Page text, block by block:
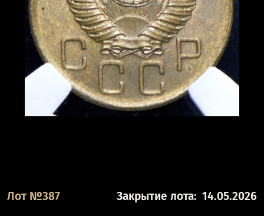
Лот №387 Закрытие лота: 14.05.2026